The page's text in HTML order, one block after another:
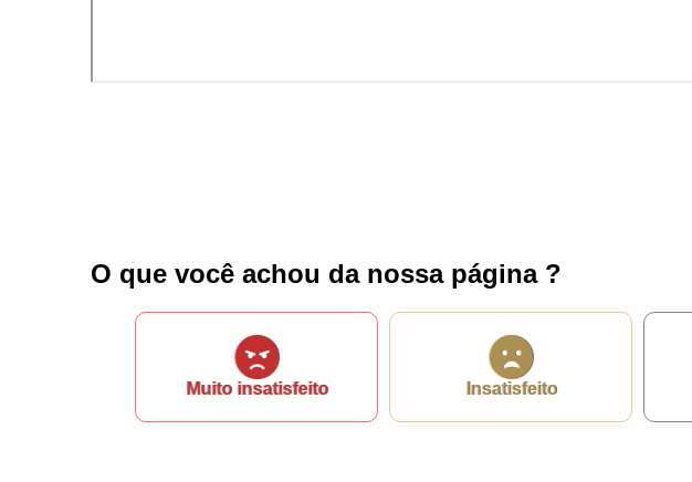
Ao iniciar um contato, você concorda com a Política de privacidade
O que você achou da nossa página ?
Muito insatisfeito Insatisfeito